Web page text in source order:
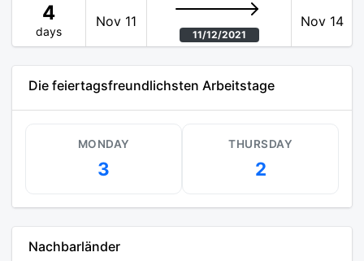
4
days
Nov 11
11/12/2021
Nov 14
Die feiertagsfreundlichsten Arbeitstage
MONDAY
3
THURSDAY
2
Nachbarländer